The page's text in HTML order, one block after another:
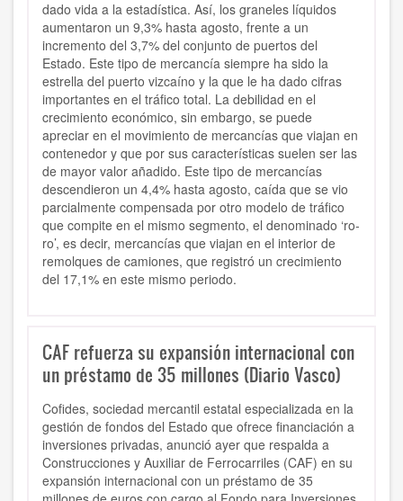
dado vida a la estadística. Así, los graneles líquidos
aumentaron un 9,3% hasta agosto, frente a un
incremento del 3,7% del conjunto de puertos del
Estado. Este tipo de mercancía siempre ha sido la
estrella del puerto vizcaíno y la que le ha dado cifras
importantes en el tráfico total. La debilidad en el
crecimiento económico, sin embargo, se puede
apreciar en el movimiento de mercancías que viajan en
contenedor y que por sus características suelen ser las
de mayor valor añadido. Este tipo de mercancías
descendieron un 4,4% hasta agosto, caída que se vio
parcialmente compensada por otro modelo de tráfico
que compite en el mismo segmento, el denominado ‘ro-
ro’, es decir, mercancías que viajan en el interior de
remolques de camiones, que registró un crecimiento
del 17,1% en este mismo periodo.
CAF refuerza su expansión internacional con
un préstamo de 35 millones (Diario Vasco)
Cofides, sociedad mercantil estatal especializada en la
gestión de fondos del Estado que ofrece financiación a
inversiones privadas, anunció ayer que respalda a
Construcciones y Auxiliar de Ferrocarriles (CAF) en su
expansión internacional con un préstamo de 35